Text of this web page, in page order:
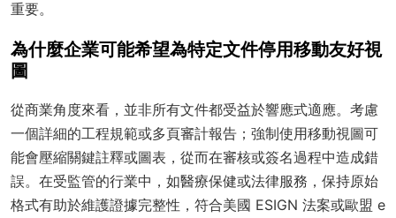
重要。
為什麼企業可能希望為特定文件停用移動友好視
圖
從商業角度來看，並非所有文件都受益於響應式適應。考慮
一個詳細的工程規範或多頁審計報告；強制使用移動視圖可
能會壓縮關鍵註釋或圖表，從而在審核或簽名過程中造成錯
誤。在受監管的行業中，如醫療保健或法律服務，保持原始
格式有助於維護證據完整性，符合美國 ESIGN 法案或歐盟 e